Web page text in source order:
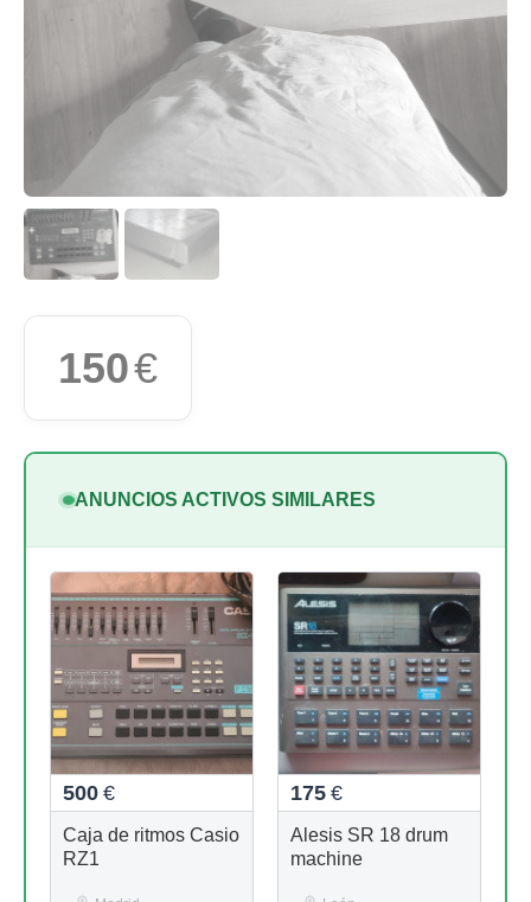
150€
ANUNCIOS ACTIVOS SIMILARES
500 €
Caja de ritmos Casio
RZ1
175 €
Alesis SR 18 drum
machine